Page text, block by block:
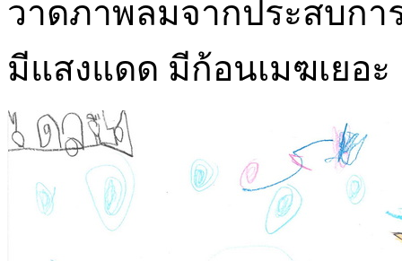
วาดภาพลมจากประสบก
มีแสงแดด มีก้อนเมฆเยอะ